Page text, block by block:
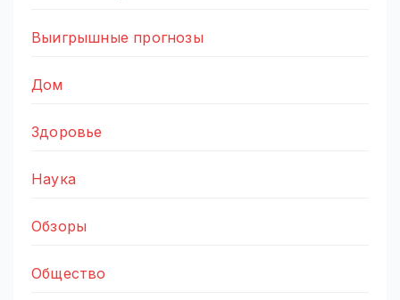
Выигрышные прогнозы
Дом
Здоровье
Наука
Обзоры
Общество